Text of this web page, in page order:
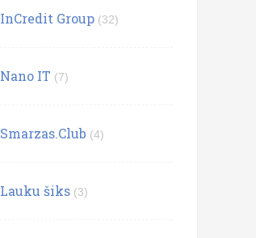
InCredit Group (32)
Nano IT (7)
Smarzas.Club (4)
Lauku šiks (3)